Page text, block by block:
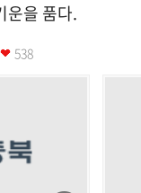
운을 품다.
538